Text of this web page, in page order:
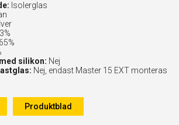
Isolerglas
65%
silikon: Nej
Nej, endast Master 15 EXT monteras
Produktblad